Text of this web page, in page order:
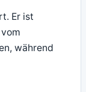
Er ist
während